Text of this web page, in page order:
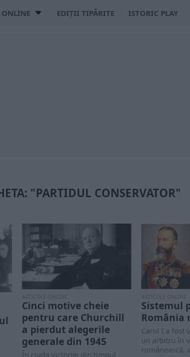
ONLINE EDIȚII TIPĂRITE ISTORIC PLAY
"PARTIDUL CONSERVATOR"
ARTICOLE ONLINE
Cinci motive cheie
pentru care Churchill
a pierdut alegerile
generale din 1945
În ciuda victoriei din timpul
ARTICOLE ONLINE
Sistemul
România
Carol I a fost
un arbitru în
românească,